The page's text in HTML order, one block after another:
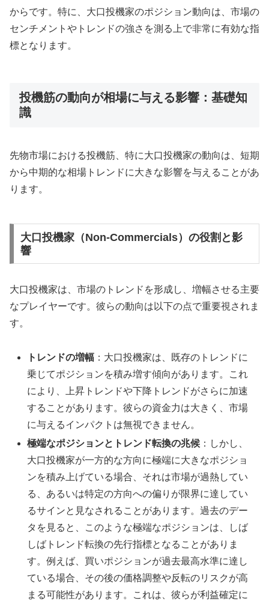
からです。特に、大口投機家のポジション動向は、市場の
センチメントやトレンドの強さを測る上で非常に有効な指
標となります。
投機筋の動向が相場に与える影響：基礎知
識
先物市場における投機筋、特に大口投機家の動向は、短期
から中期的な相場トレンドに大きな影響を与えることがあ
ります。
大口投機家（Non-Commercials）の役割と影
響
大口投機家は、市場のトレンドを形成し、増幅させる主要
なプレイヤーです。彼らの動向は以下の点で重要視されま
す。
トレンドの増幅 ：大口投機家は、既存のトレンドに
乗じてポジションを積み増す傾向があります。これ
により、上昇トレンドや下降トレンドがさらに加速
することがあります。彼らの資金力は大きく、市場
に与えるインパクトは無視できません。
極端なポジションとトレンド転換の兆候 ：しかし、
大口投機家が一方的な方向に極端に大きなポジショ
ンを積み上げている場合、それは市場が過熱してい
る、あるいは特定の方向への偏りが限界に達してい
るサインと見なされることがあります。過去のデー
タを見ると、このような極端なポジションは、しば
しばトレンド転換の先行指標となることがありま
す。例えば、買いポジションが過去最高水準に達し
ている場合、その後の価格調整や反転のリスクが高
まる可能性があります。これは、彼らが利益確定に